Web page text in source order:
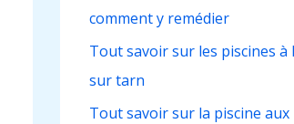
comment y remédier
Tout savoir sur les piscines à
sur tarn
Tout savoir sur la piscine aux